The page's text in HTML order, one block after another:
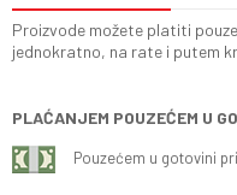
Proizvode možete platiti
jednokratno, na rate i putem
PLAĆANJEM POUZEĆEM U
Pouzećem u gotovini